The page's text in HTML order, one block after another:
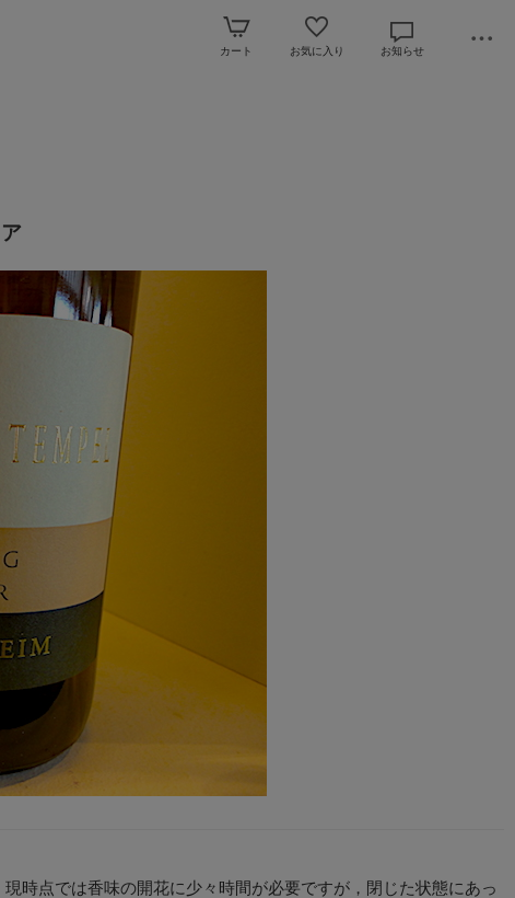
カート お気に入り お知らせ
時点では香味の開花に少々時間が必要ですが，閉じた状態にあっ